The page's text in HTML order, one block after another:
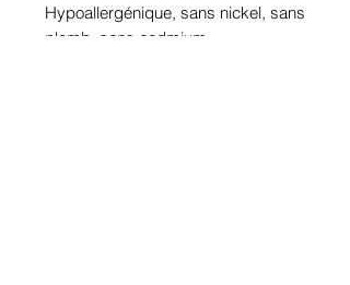
Hypoallergénique, sans nickel, sans
plomb, sans cadmium.